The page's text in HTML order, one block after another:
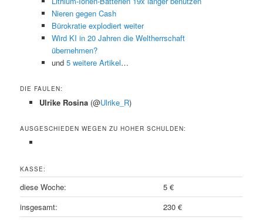
Nieren gegen Cash
Bürokratie explodiert weiter
Wird KI in 20 Jahren die Weltherrschaft
übernehmen?
und 5 weitere Artikel…
DIE FAULEN:
Ulrike Rosina (@Ulrike_R)
AUSGESCHIEDEN WEGEN ZU HOHER SCHULDEN:
KASSE:
diese Woche:
5 €
insgesamt:
230 €